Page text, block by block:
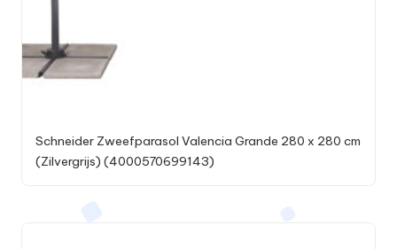
Schneider Zweefparasol Valencia Grande 280 x 280 cm
(Zilvergrijs) (4000570699143)